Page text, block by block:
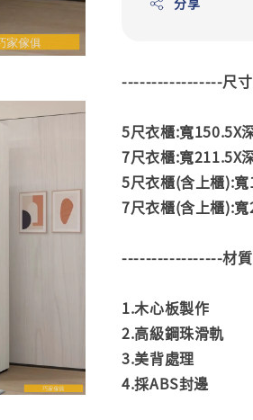
-----------------尺
5尺衣櫃:寬150.5X
7尺衣櫃:寬211.5X
5尺衣櫃(含上櫃):
7尺衣櫃(含上櫃):
-----------------材
1.木心板製作
2.高級鋼珠滑軌
3.美背處理
4.採ABS封邊